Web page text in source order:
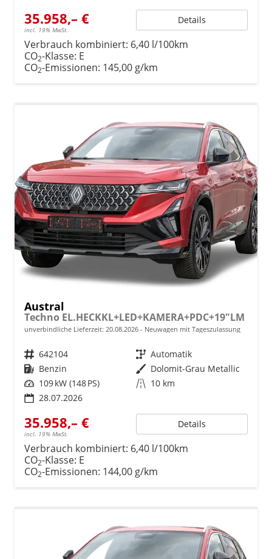
35.958,– €
incl. 19% MwSt.
Details
Verbrauch kombiniert: 6,40 l/100km
CO2-Klasse: E
CO2-Emissionen: 145,00 g/km
Austral
Techno EL.HECKKL+LED+KAMERA+PDC+19"LM
unverbindliche Lieferzeit: 20.08.2026 Neuwagen mit Tageszulassung
Fahrzeugnr. 642104 Getriebe Automatik
Kraftstoff Benzin Außenfarbe Dolomit-Grau Metallic
Leistung 109 kW (148 PS) Kilometerstand 10 km
28.07.2026
35.958,– €
incl. 19% MwSt.
Details
Verbrauch kombiniert: 6,40 l/100km
CO2-Klasse: E
CO2-Emissionen: 144,00 g/km